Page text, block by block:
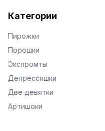
Категории
Пирожки
Порошки
Экспромты
Депрессяшки
Две девятки
Артишоки